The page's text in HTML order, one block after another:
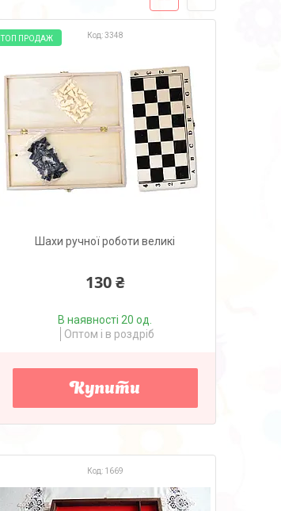
3348
ТОП ПРОДАЖ
Шахи ручної роботи великі
130 ₴
В наявності 20 од.
Оптом і в роздріб
Купити
1669